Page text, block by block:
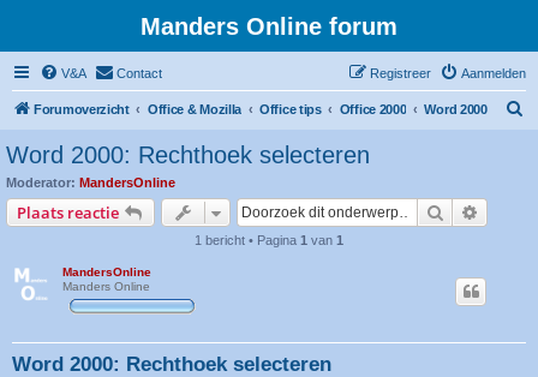
Manders Online forum
V&A Contact Aanmelden
Registreer
Forumoverzicht Office & Mozilla Office tips Office 2000 Word 2000
Word 2000: Rechthoek selecteren
Moderator: MandersOnline
Plaats reactie Zoek
1 bericht • Pagina 1 van 1
MandersOnline
Manders Online
Word 2000: Rechthoek selecteren